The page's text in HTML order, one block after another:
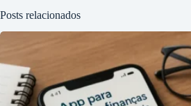
Posts relacionados